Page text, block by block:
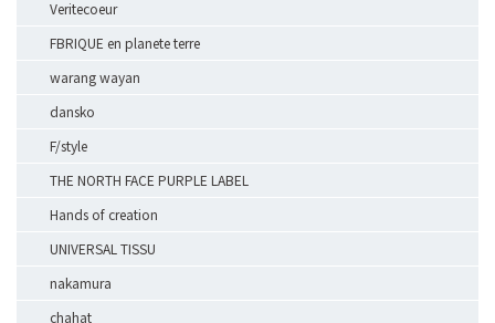
Veritecoeur
FBRIQUE en planete terre
warang wayan
dansko
F/style
THE NORTH FACE PURPLE LABEL
Hands of creation
UNIVERSAL TISSU
nakamura
chahat